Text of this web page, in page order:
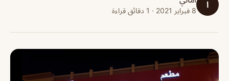
ا
8 فبراير 2021 · 1 دقائق قراءة